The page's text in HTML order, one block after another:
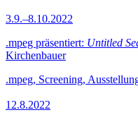
3.9.–8.10.2022
.mpeg präsentiert: Untitled
Kirchenbauer
.mpeg, Screening,
12.8.2022